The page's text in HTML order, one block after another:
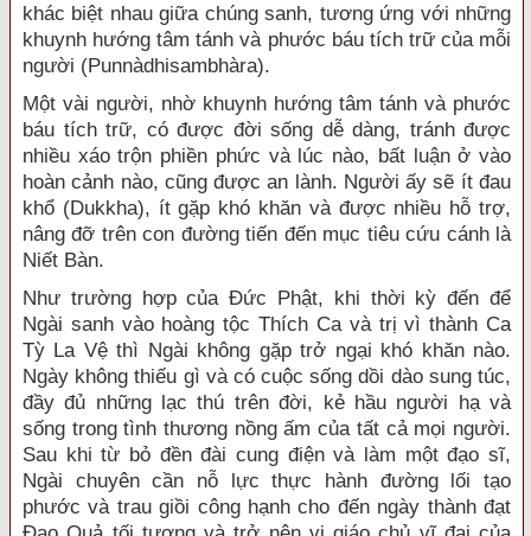
khác biệt nhau giữa chúng sanh, tương ứng với những
khuynh hướng tâm tánh và phước báu tích trữ của mỗi
người (Punnàdhisambhàra).
Một vài người, nhờ khuynh hướng tâm tánh và phước
báu tích trữ, có được đời sống dễ dàng, tránh được
nhiều xáo trộn phiền phức và lúc nào, bất luận ở vào
hoàn cảnh nào, cũng được an lành. Người ấy sẽ ít đau
khổ (Dukkha), ít gặp khó khăn và được nhiều hỗ trợ,
nâng đỡ trên con đường tiến đến mục tiêu cứu cánh là
Niết Bàn.
Như trường hợp của Ðức Phật, khi thời kỳ đến để
Ngài sanh vào hoàng tộc Thích Ca và trị vì thành Ca
Tỳ La Vệ thì Ngài không gặp trở ngại khó khăn nào.
Ngày không thiếu gì và có cuộc sống dồi dào sung túc,
đầy đủ những lạc thú trên đời, kẻ hầu người hạ và
sống trong tình thương nồng ấm của tất cả mọi người.
Sau khi từ bỏ đền đài cung điện và làm một đạo sĩ,
Ngài chuyên cần nỗ lực thực hành đường lối tạo
phước và trau giồi công hạnh cho đến ngày thành đạt